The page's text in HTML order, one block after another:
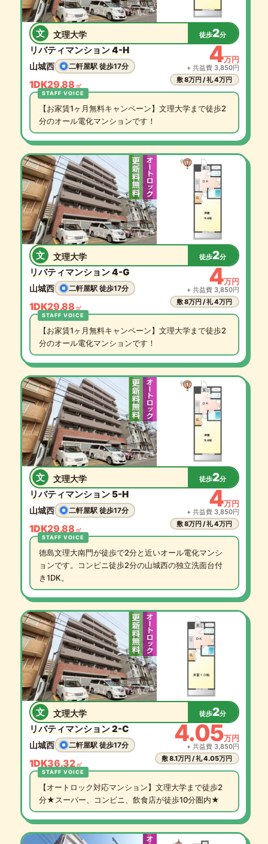
文 文理大学 徒歩2分
リバティマンション 4-H
山城西 二軒屋駅 徒歩17分
1DK29.88 ㎡
4万円
+ 共益費 3,850円
敷 8万円 / 礼 4万円
【お家賃1ヶ月無料キャンペーン】文理大学まで徒歩2
分のオール電化マンションです！
文 文理大学 徒歩2分
リバティマンション 4-G
山城西 二軒屋駅 徒歩17分
1DK29.88 ㎡
4万円
+ 共益費 3,850円
敷 8万円 / 礼 4万円
【お家賃1ヶ月無料キャンペーン】文理大学まで徒歩2
分のオール電化マンションです！
文 文理大学 徒歩2分
リバティマンション 5-H
山城西 二軒屋駅 徒歩17分
1DK29.88 ㎡
4万円
+ 共益費 3,850円
敷 8万円 / 礼 4万円
徳島文理大南門が徒歩で2分と近いオール電化マンシ
ョンです。コンビニ徒歩2分の山城西の独立洗面台付
き1DK。
文 文理大学 徒歩2分
リバティマンション 2-C
山城西 二軒屋駅 徒歩17分
1DK36.32㎡
4.05万円
+ 共益費 3,850円
敷 8.1万円 / 礼 4.05万円
【オートロック対応マンション】文理大学まで徒歩2
分★スーパー、コンビニ、飲食店が徒歩10分圏内★